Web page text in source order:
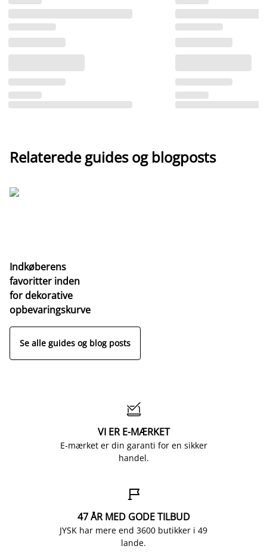
Relaterede guides og blogposts
Indkøberens
favoritter inden
for dekorative
opbevaringskurve
Se alle guides og blog posts

VI ER E-MÆRKET
E-mærket er din garanti for en sikker
handel.

47 ÅR MED GODE TILBUD
JYSK har mere end 3600 butikker i 49
lande.